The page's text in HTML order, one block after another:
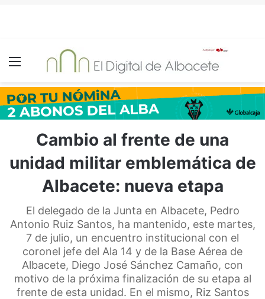
Menú
Cambio al frente de una
unidad militar emblemática de
Albacete: nueva etapa
El delegado de la Junta en Albacete, Pedro
Antonio Ruiz Santos, ha mantenido, este martes,
7 de julio, un encuentro institucional con el
coronel jefe del Ala 14 y de la Base Aérea de
Albacete, Diego José Sánchez Camaño, con
motivo de la próxima finalización de su etapa al
frente de esta unidad. En el mismo, Riz Santos